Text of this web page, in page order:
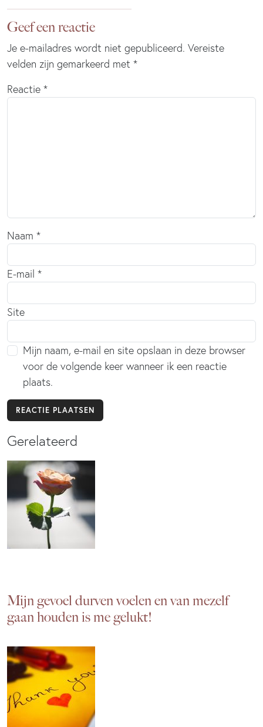
Geef een reactie
Je e-mailadres wordt niet gepubliceerd. Vereiste
velden zijn gemarkeerd met *
Reactie *
Naam *
E-mail *
Site
Mijn naam, e-mail en site opslaan in deze browser
voor de volgende keer wanneer ik een reactie
plaats.
Gerelateerd
Mijn gevoel durven voelen en van mezelf
gaan houden is me gelukt!